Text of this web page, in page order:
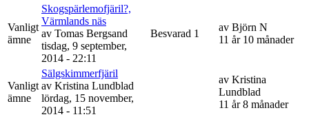
Vanligt
ämne
Skogspärlemofjäril?,
Värmlands näs
av Tomas Bergsand
tisdag, 9 september,
2014 - 22:11
Besvarad 1
av Björn N
11 år 10 månader
Vanligt
ämne
Sälgskimmerfjäril
av Kristina Lundblad
lördag, 15 november,
2014 - 11:51
av Kristina
Lundblad
11 år 8 månader